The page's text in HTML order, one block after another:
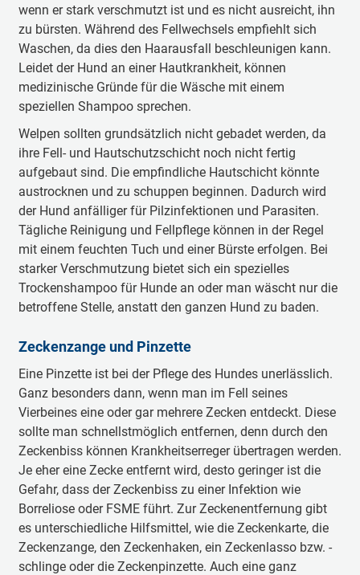
wenn er stark verschmutzt ist und es nicht ausreicht, ihn
zu bürsten. Während des Fellwechsels empfiehlt sich
Waschen, da dies den Haarausfall beschleunigen kann.
Leidet der Hund an einer Hautkrankheit, können
medizinische Gründe für die Wäsche mit einem
speziellen Shampoo sprechen.
Welpen sollten grundsätzlich nicht gebadet werden, da
ihre Fell- und Hautschutzschicht noch nicht fertig
aufgebaut sind. Die empfindliche Hautschicht könnte
austrocknen und zu schuppen beginnen. Dadurch wird
der Hund anfälliger für Pilzinfektionen und Parasiten.
Tägliche Reinigung und Fellpflege können in der Regel
mit einem feuchten Tuch und einer Bürste erfolgen. Bei
starker Verschmutzung bietet sich ein spezielles
Trockenshampoo für Hunde an oder man wäscht nur die
betroffene Stelle, anstatt den ganzen Hund zu baden.
Zeckenzange und Pinzette
Eine Pinzette ist bei der Pflege des Hundes unerlässlich.
Ganz besonders dann, wenn man im Fell seines
Vierbeines eine oder gar mehrere Zecken entdeckt. Diese
sollte man schnellstmöglich entfernen, denn durch den
Zeckenbiss können Krankheitserreger übertragen werden.
Je eher eine Zecke entfernt wird, desto geringer ist die
Gefahr, dass der Zeckenbiss zu einer Infektion wie
Borreliose oder FSME führt. Zur Zeckenentfernung gibt
es unterschiedliche Hilfsmittel, wie die Zeckenkarte, die
Zeckenzange, den Zeckenhaken, ein Zeckenlasso bzw. -
schlinge oder die Zeckenpinzette. Auch eine ganz